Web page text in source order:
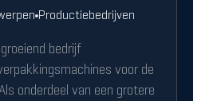
Productiebedrijven
bedrijf
voor de
onderdeel van een grotere